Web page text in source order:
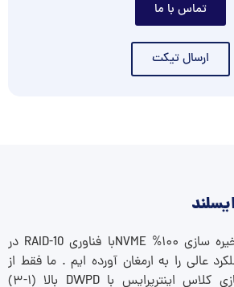
تماس با ما
ارسال تیکت
با استفاده از حافظه ذخیره سازی ۱۰۰% NVMEبا فناوری RAID-10 در
عالی را به ارمغان آورده ایم . ما فقط از
دستگاه های ذخیره سازی کلاس اینترپرایس با DWPD بالا (۱-۳)